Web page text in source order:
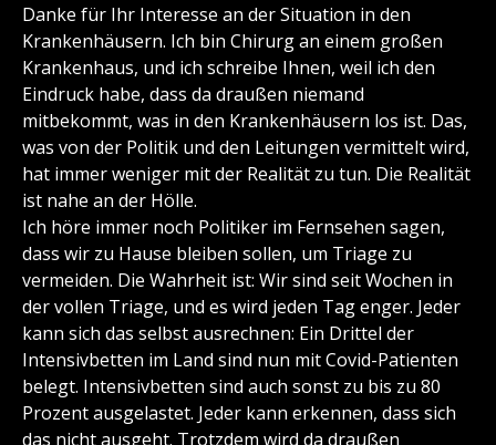
Danke für Ihr Interesse an der Situation in den
Krankenhäusern. Ich bin Chirurg an einem großen
Krankenhaus, und ich schreibe Ihnen, weil ich den
Eindruck habe, dass da draußen niemand
mitbekommt, was in den Krankenhäusern los ist. Das,
was von der Politik und den Leitungen vermittelt wird,
hat immer weniger mit der Realität zu tun. Die Realität
ist nahe an der Hölle.
Ich höre immer noch Politiker im Fernsehen sagen,
dass wir zu Hause bleiben sollen, um Triage zu
vermeiden. Die Wahrheit ist: Wir sind seit Wochen in
der vollen Triage, und es wird jeden Tag enger. Jeder
kann sich das selbst ausrechnen: Ein Drittel der
Intensivbetten im Land sind nun mit Covid-Patienten
belegt. Intensivbetten sind auch sonst zu bis zu 80
Prozent ausgelastet. Jeder kann erkennen, dass sich
das nicht ausgeht. Trotzdem wird da draußen